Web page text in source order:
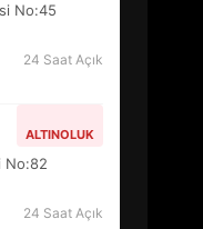
No:45
24 Saat Açık
ALTINOLUK
No:82
24 Saat Açık
YENİ